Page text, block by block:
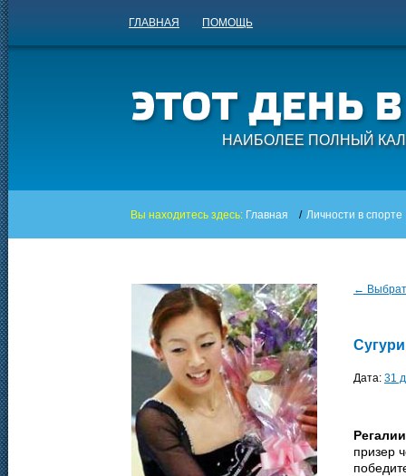
ГЛАВНАЯ ПОМОЩЬ
НАИБОЛЕЕ ПОЛНЫЙ
Вы находитесь здесь: Главная / Личности в спорте
←
Дата: 31
призер